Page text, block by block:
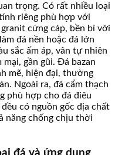
trọng. Có rất nhiều loại
riêng phù hợp với
cứng cáp, bền bỉ với
đá nền hoặc đá lớn
sắc ấm áp, vân tự nhiên
gần gũi. Đá bazan
mẽ, hiện đại, thường
Ngoài ra, đá cẩm thạch
phù hợp cho đá điêu
có nguồn gốc địa chất
năng chống chịu thời
đá và ứng dụng